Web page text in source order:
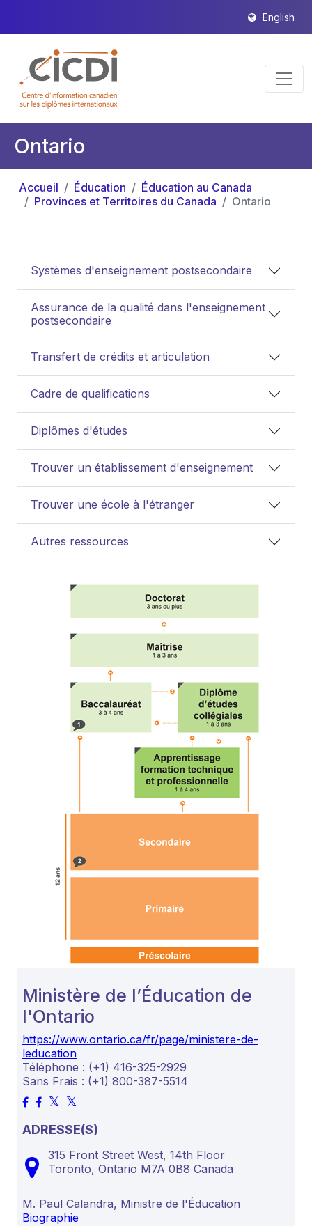
English
Ontario
Accueil Éducation
Éducation au Canada
Provinces et Territoires du Canada
Ontario
Systèmes d'enseignement postsecondaire
Assurance de la qualité dans l'enseignement
postsecondaire
Transfert de crédits et articulation
Cadre de qualifications
Diplômes d'études
Trouver un établissement d'enseignement
Trouver une école à l'étranger
Autres ressources
Ministère de l’Éducation de
l'Ontario
https://www.ontario.ca/fr/page/ministere-de-
leducation
Téléphone : (+1) 416-325-2929
Sans Frais : (+1) 800-387-5514
ADRESSE(S)
315 Front Street West, 14th Floor
Toronto, Ontario M7A 0B8 Canada
M. Paul Calandra, Ministre de l'Éducation
Biographie